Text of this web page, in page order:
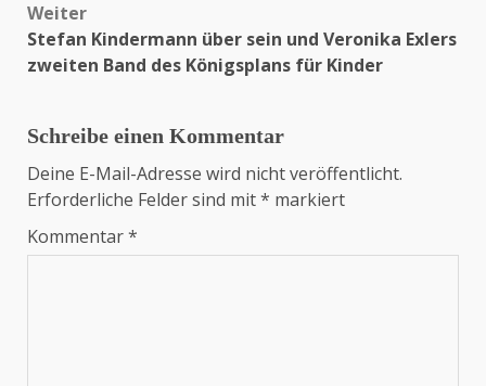
Weiter
Stefan Kindermann über sein und Veronika Exlers
zweiten Band des Königsplans für Kinder
Schreibe einen Kommentar
Deine E-Mail-Adresse wird nicht veröffentlicht.
Erforderliche Felder sind mit* markiert
Kommentar*